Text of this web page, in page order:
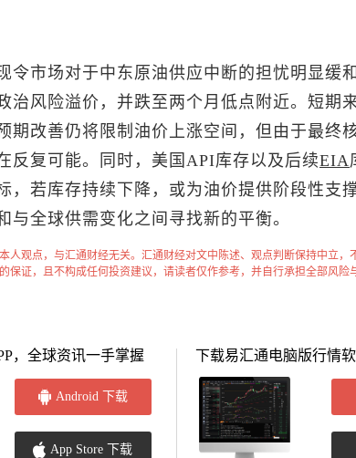
令市场对于中东原油供应中断的担忧明显缓
治风险溢价，并跌至两个月低点附近。短期
期改善仍将限制油价上涨空间，但由于最终
反复可能。同时，美国API库存以及后续EIA
，若库存持续下降，或为油价提供阶段性支
与全球供需变化之间寻找新的平衡。
人观点，与汇通财经无关。汇通财经对文中陈述、观点判断保持中立
保证，且不构成任何投资建议，请读者仅作参考，并自行承担全部风险
，全球资讯一手掌握
Android 下载
App Store 下载
下载易汇通电脑版行情